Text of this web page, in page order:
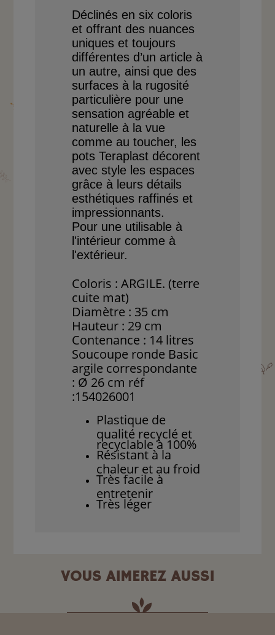
Déclinés en six coloris
et offrant des nuances
uniques et toujours
différentes d’un article à
un autre, ainsi que des
surfaces à la rugosité
particulière pour une
sensation agréable et
naturelle à lavue
comme au toucher, les
pots Teraplast décorent
avec style les espaces
grâce à leurs détails
esthétiques raffinés et
impressionnants.
Pour une utilisable à
l'intérieur comme à
l'extérieur.
Coloris : ARGILE. (terre
cuite mat)
Diamètre : 35 cm
Hauteur : 29 cm
Contenance : 14 litres
Soucoupe ronde Basic
argile correspondante
: Ø 26 cm réf
:154026001
Plastique de
qualité recyclé et
recyclable à 100%
Résistant à la
chaleur et au froid
Très facile à
entretenir
Très léger
VOUS AIMEREZ AUSSI